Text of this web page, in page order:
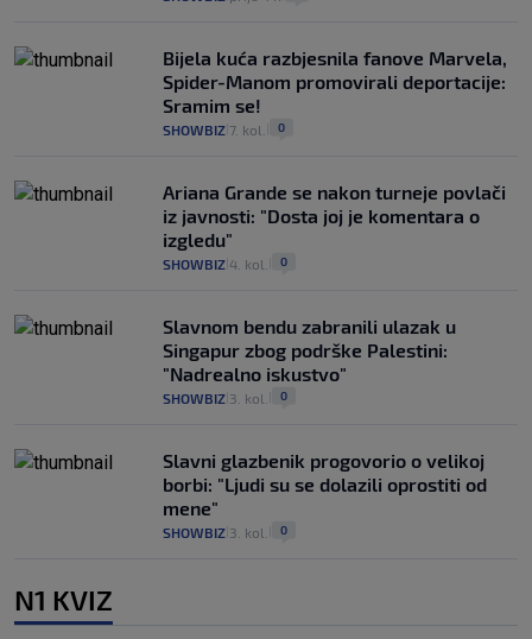
Bijela kuća razbjesnila fanove Marvela,
Spider-Manom promovirali deportacije:
Sramim se!
SHOWBIZ 7. kol. 0
Ariana Grande se nakon turneje povlači
iz javnosti: "Dosta joj je komentara o
izgledu"
SHOWBIZ 4. kol. 0
Slavnom bendu zabranili ulazak u
Singapur zbog podrške Palestini:
"Nadrealno iskustvo"
SHOWBIZ 3. kol. 0
Slavni glazbenik progovorio o velikoj
borbi: "Ljudi su se dolazili oprostiti od
mene"
SHOWBIZ 3. kol. 0
N1 KVIZ